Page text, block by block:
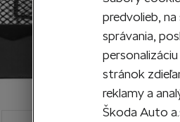
predvolieb,
správania,
stránok
reklamy a
Škoda Auto